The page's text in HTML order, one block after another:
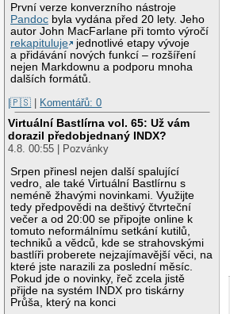
První verze konverzního nástroje
Pandoc byla vydána před 20 lety. Jeho
autor John MacFarlane při tomto výročí
rekapituluje
jednotlivé etapy vývoje
a přidávání nových funkcí – rozšíření
nejen Markdownu a podporu mnoha
dalších formátů.
|🇵🇸 | Komentářů: 0
Virtuální Bastlírna vol. 65: Už vám
dorazil předobjednaný INDX?
4.8. 00:55 | Pozvánky
Srpen přinesl nejen další spalující
vedro, ale také Virtuální Bastlírnu s
neméně žhavými novinkami. Využijte
tedy předpovědi na deštivý čtvrteční
večer a od 20:00 se připojte online k
tomuto neformálnímu setkání kutilů,
techniků a vědců, kde se strahovskými
bastlíři proberete nejzajímavější věci, na
které jste narazili za poslední měsíc.
Pokud jde o novinky, řeč zcela jistě
přijde na systém INDX pro tiskárny
Průša, který na konci